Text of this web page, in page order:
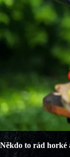
Někdo to rád horké